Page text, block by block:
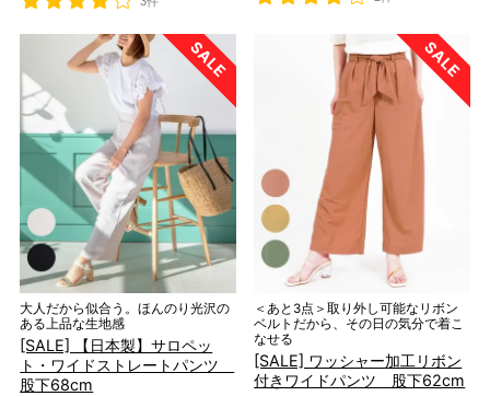
大人だから似合う。ほんのり光沢の
ある上品な生地感
[SALE] 【日本製】サロペッ
ト・ワイドストレートパンツ
股下68cm
＜あと3点＞取り外し可能なリボン
ベルトだから、その日の気分で着こ
なせる
[SALE] ワッシャー加工リボン
付きワイドパンツ 股下62cm